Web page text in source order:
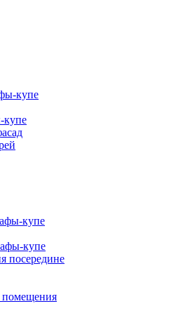
купе
купе
купе
купе
посередине
помещения